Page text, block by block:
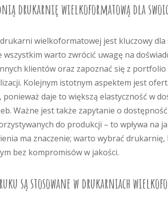
drukarnię wielkoformatową dla
wielkoformatowej jest kluczowy
wszystkim warto zwrócić uwagę na
klientów oraz zapoznać się z
Kolejnym istotnym aspektem jest
ponieważ daje to większą elastyczność w
Ważne jest także zapytanie o
do produkcji – to wpływa na
ma znaczenie; warto wybrać
bez kompromisów w jakości.
są stosowane w drukarniach